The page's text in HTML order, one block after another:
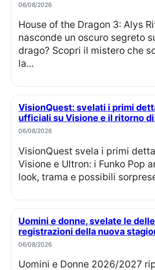
06/08/2026
House of the Dragon 3: Alys Rivers
nasconde un oscuro segreto
drago? Scopri il mistero che
la...
VisionQuest: svelati i primi dettagli
ufficiali su Visione e il ritorno
06/08/2026
VisionQuest svela i primi dettagli su
Visione e Ultron: i Funko Pop
look, trama e possibili
Uomini e donne, svelate le delle prime
registrazioni della nuova
06/08/2026
Uomini e Donne 2026/2027 riparte ad